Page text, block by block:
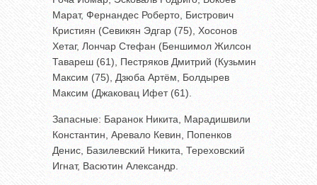
Марат, Фернандес Роберто, Бистрович
Кристиян (Севикян Эдгар (75), Хосонов
Хетаг, Лончар Стефан (Беншимол Жилсон
Тавареш (61), Пестряков Дмитрий (Кузьмин
Максим (75), Дзюба Артём, Болдырев
Максим (Джаковац Ифет (61).
Запасные: Баранок Никита, Марадишвили
Константин, Аревало Кевин, Попенков
Денис, Базилевский Никита, Тереховский
Игнат, Васютин Александр.